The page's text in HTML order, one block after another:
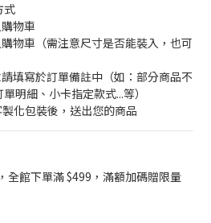
式
物車
物車（需注意尺寸是否能裝入，也可
填寫於訂單備註中（如：部分商品不
明細、小卡指定款式...等）
化包裝後，送出您的商品
全館下單滿 $499，滿額加碼贈限量